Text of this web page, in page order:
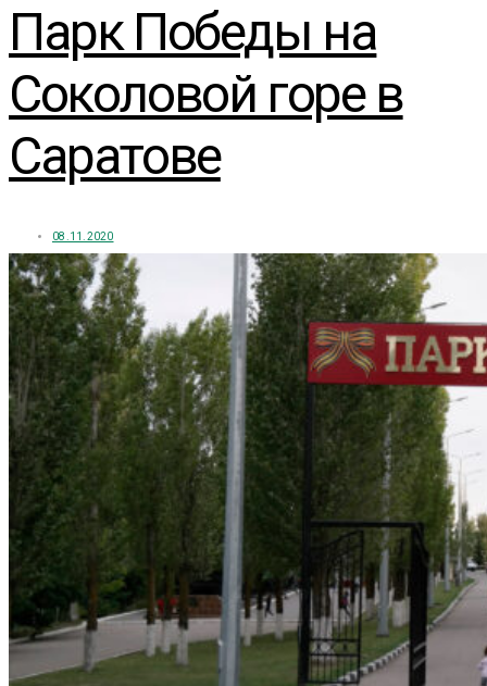
Парк Победы на
Соколовой горе в
Саратове
08.11.2020